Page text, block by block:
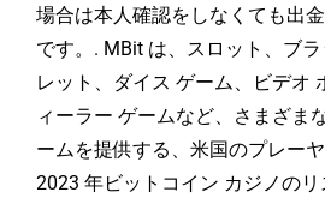
場合は本人確認をしなくても出
です。. MBit は、スロット、ブ
レット、ダイス ゲーム、ビデオ
ィーラー ゲームなど、さまざま
ームを提供する、米国のプレー
2023 年ビットコイン カジノの